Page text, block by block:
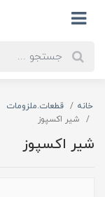
خانه قطعات.ملزومات
شیر اکسپوز
شیر اکسپوز